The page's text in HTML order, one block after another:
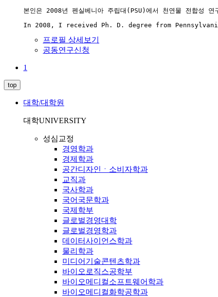
본인은 2008년 펜실베니아 주립대(PSU)에서 천연물 전합성
In 2008, I received Ph. D. degree from
프로필 상세보기
공동연구신청
1
top
대학/대학원
대학UNIVERSITY
성심교정
경영학과
경제학과
공간디자인ㆍ소비자학과
교직과
국사학과
국어국문학과
국제학부
글로벌경영대학
글로벌경영학과
데이터사이언스학과
물리학과
미디어기술콘텐츠학과
바이오로직스공학부
바이오메디컬소프트웨어학과
바이오메디컬화학공학과